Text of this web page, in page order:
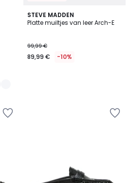
STEVE MADDEN
Platte muiltjes van leer Arch-E
99,99 €
89,99 € -10%